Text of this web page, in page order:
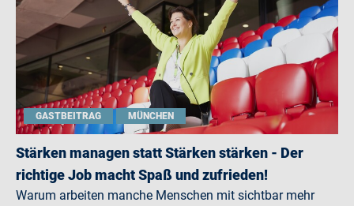
GASTBEITRAG MÜNCHEN
Stärken managen statt Stärken stärken - Der
richtige Job macht Spaß und zufrieden!
Warum arbeiten manche Menschen mit sichtbar mehr